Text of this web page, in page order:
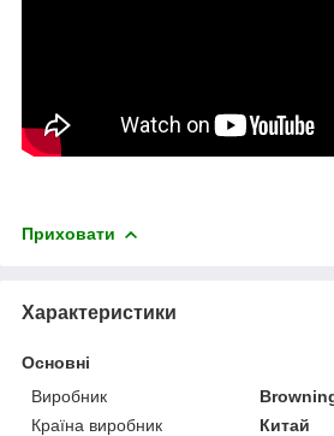
Приховати
Характеристики
Основні
Виробник
Країна виробник
Китай